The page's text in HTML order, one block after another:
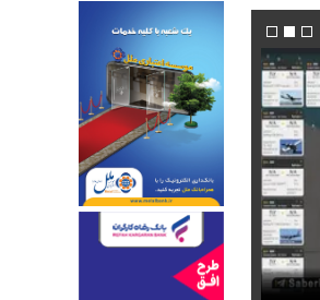
این ویدئو از گنبد کاووس طی ساعات اخیر
عکس های زیبای هدیه تهرانی در یک گلخانه